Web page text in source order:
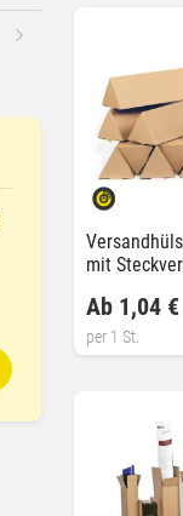
mit
Ab 1,04 €
per 1 St.